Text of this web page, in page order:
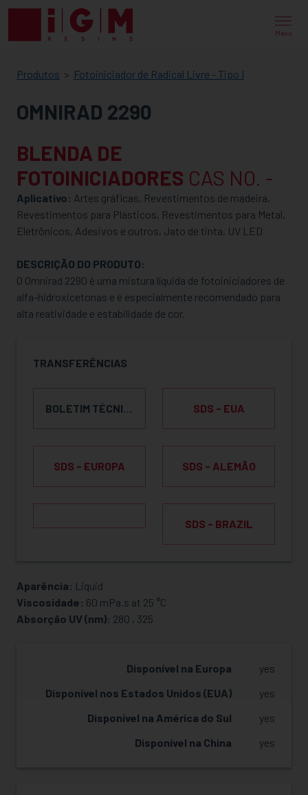
Menu
IGM
RESINS
Produtos Fotoiniciador de Radical Livre - Tipo I
OMNIRAD 2290
BLENDA DE
FOTOINICIADORES CAS NO. -
Aplicativo: Artes gráficas, Revestimentos de madeira,
Revestimentos para Plásticos, Revestimentos para Metal,
Eletrônicos, Adesivos e outros, Jato de tinta, UV LED
DESCRIÇÃO DO PRODUTO:
O Omnirad 2290 é uma mistura líquida de fotoiniciadores de
alfa-hidroxicetonas e é especialmente recomendado para
alta reatividade e estabilidade de cor.
TRANSFERÊNCIAS
BOLETIM TÉCNICO DO PRODUTO SDS - EUA
SDS - EUROPA SDS - ALEMÃO
SDS - BRAZIL
SOLICITAR AMOSTRA
Aparência: Liquid
Viscosidade: 60 mPa.s at 25 °C
Absorção UV (nm): 280 , 325
Disponível na Europa
yes
Disponível nos Estados Unidos (EUA)
yes
Disponível na América do Sul
yes
Disponível na China
yes